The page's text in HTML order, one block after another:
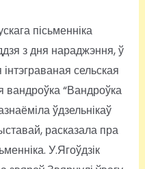
пісьменніка
з дня нараджэння, ў
сельская
вандроўка “Вандроўка
ўдзельнікаў
расказала пра
У.Ягоўдзік